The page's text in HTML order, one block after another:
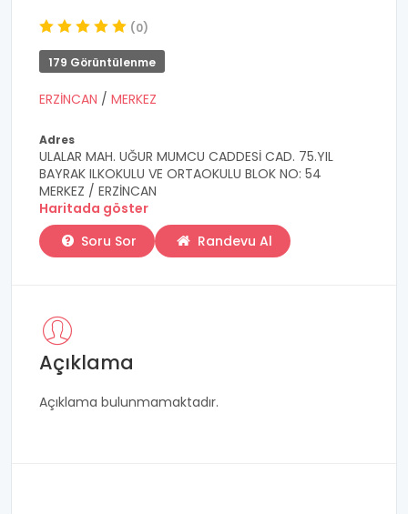
(0)
179 Görüntülenme
ERZİNCAN / MERKEZ
Adres
ULALAR MAH. UĞUR MUMCU CADDESİ CAD. 75.YIL
BAYRAK ILKOKULU VE ORTAOKULU BLOK NO: 54
MERKEZ / ERZİNCAN
Haritada göster
Soru Sor
Randevu Al
Açıklama
Açıklama bulunmamaktadır.